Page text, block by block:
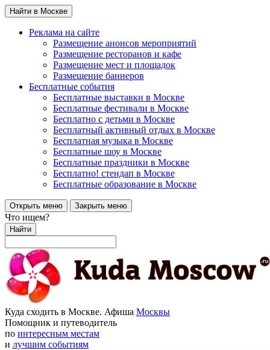
Найти в Москве
Реклама на сайте
Размещение анонсов мероприятий
Размещение ресторанов и кафе
Размещение мест и площадок
Размещение баннеров
Бесплатные события
Бесплатные выставки в Москве
Бесплатные фестивали в Москве
Бесплатно с детьми в Москве
Бесплатный активный отдых в Москве
Бесплатная музыка в Москве
Бесплатные шоу в Москве
Бесплатные праздники в Москве
Бесплатно! стендап в Москве
Бесплатные образование в Москве
Открыть меню Закрыть меню
Что ищем?
Найти
Куда сходить в Москве. Афиша Москвы
Помощник и путеводитель
по интересным местам
и лучшим событиям